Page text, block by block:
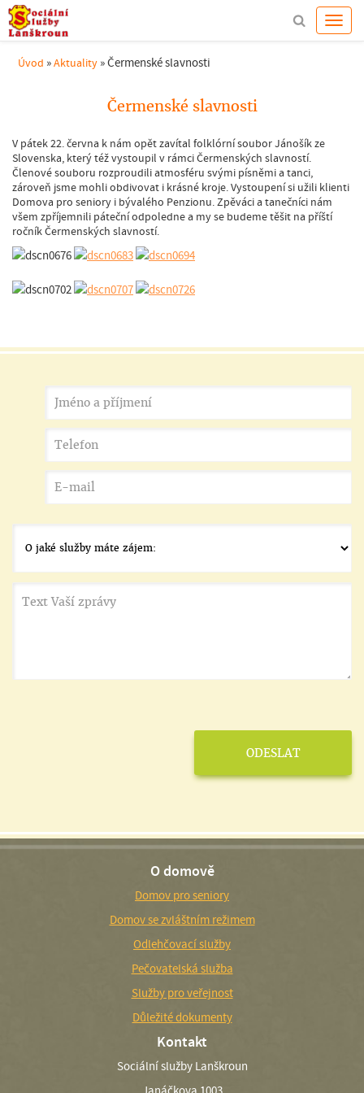
Úvod »Aktuality »Čermenské slavnosti
Čermenské slavnosti
V pátek 22. června k nám opět zavítal folklórní soubor Jánošík ze
Slovenska, který též vystoupil v rámci Čermenských slavností.
Členové souboru rozproudili atmosféru svými písněmi a tanci,
zároveň jsme mohli obdivovat i krásné kroje. Vystoupení si užili klienti
Domova pro seniory i bývalého Penzionu. Zpěváci a tanečníci nám
všem zpříjemnili páteční odpoledne a my se budeme těšit na příští
ročník Čermenských slavností.
O domově
Domov pro seniory
Domov se zvláštním režimem
Odlehčovací služby
Pečovatelská služba
Služby pro veřejnost
Důležité dokumenty
Kontakt
Sociální služby Lanškroun